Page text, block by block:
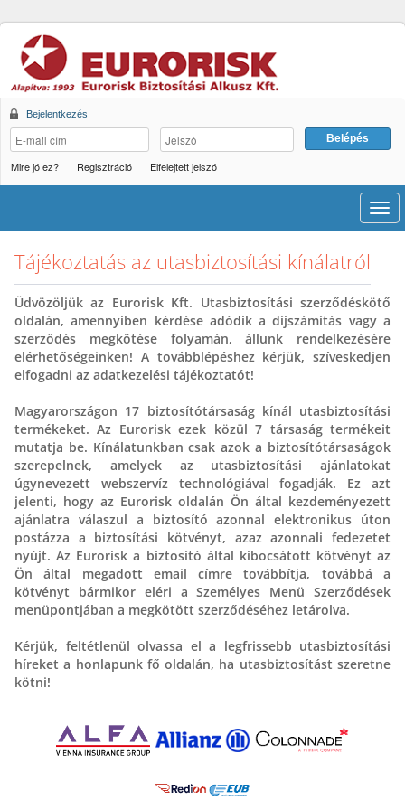
Bejelentkezés
Mire jó ez? Regisztráció Elfelejtett jelszó
Tájékoztatás az utasbiztosítási kínálatról
Üdvözöljük az Eurorisk Kft. Utasbiztosítási szerződéskötő
oldalán, amennyiben kérdése adódik a díjszámítás vagy a
szerződés megkötése folyamán, állunk rendelkezésére
elérhetőségeinken! A továbblépéshez kérjük, szíveskedjen
elfogadni az adatkezelési tájékoztatót!
Magyarországon 17 biztosítótársaság kínál utasbiztosítási
termékeket. Az Eurorisk ezek közül 7 társaság termékeit
mutatja be. Kínálatunkban csak azok a biztosítótársaságok
szerepelnek, amelyek az utasbiztosítási ajánlatokat
úgynevezett webszervíz technológiával fogadják. Ez azt
jelenti, hogy az Eurorisk oldalán Ön által kezdeményezett
ajánlatra válaszul a biztosító azonnal elektronikus úton
postázza a biztosítási kötvényt, azaz azonnali fedezetet
nyújt. Az Eurorisk a biztosító által kibocsátott kötvényt az
Ön által megadott email címre továbbítja, továbbá a
kötvényt bármikor eléri a Személyes Menü Szerződések
menüpontjában a megkötött szerződéséhez letárolva.
Kérjük, feltétlenül olvassa el a legfrissebb utasbiztosítási
híreket a honlapunk fő oldalán, ha utasbiztosítást szeretne
kötni!